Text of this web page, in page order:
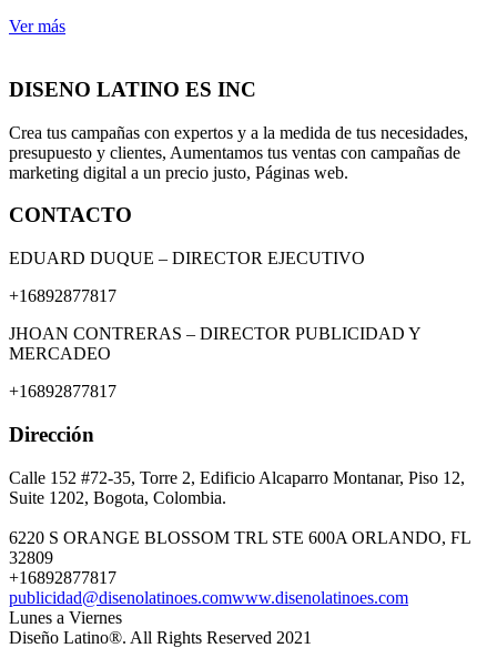
Ver más
DISENO LATINO ES INC
Crea tus campañas con expertos y a la medida de tus necesidades,
presupuesto y clientes, Aumentamos tus ventas con campañas de
marketing digital a un precio justo, Páginas web.
CONTACTO
EDUARD DUQUE – DIRECTOR EJECUTIVO
+16892877817
JHOAN CONTRERAS – DIRECTOR PUBLICIDAD Y
MERCADEO
+16892877817
Dirección
Calle 152 #72-35, Torre 2, Edificio Alcaparro Montanar, Piso 12,
Suite 1202, Bogota, Colombia.
6220 S ORANGE BLOSSOM TRL STE 600A ORLANDO, FL
32809
+16892877817
publicidad@disenolatinoes.comwww.disenolatinoes.com
Lunes a Viernes
Diseño Latino®. All Rights Reserved 2021